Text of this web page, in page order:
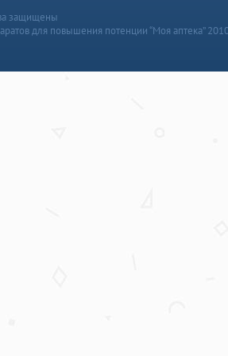
защищены
для повышения потенции “Моя аптека”